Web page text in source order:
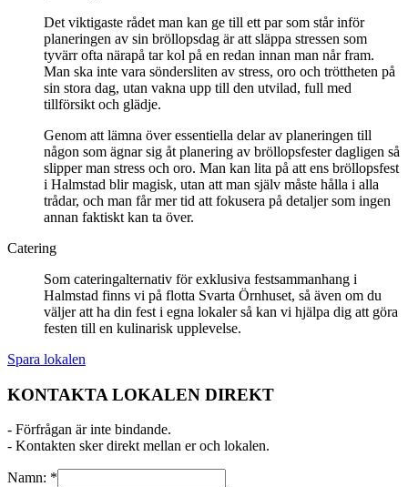
Det viktigaste rådet man kan ge till ett par som står inför
planeringen av sin bröllopsdag är att släppa stressen som
tyvärr ofta närapå tar kol på en redan innan man når fram.
Man ska inte vara söndersliten av stress, oro och tröttheten på
sin stora dag, utan vakna upp till den utvilad, full med
tillförsikt och glädje.
Genom att lämna över essentiella delar av planeringen till
någon som ägnar sig åt planering av bröllopsfester dagligen så
slipper man stress och oro. Man kan lita på att ens bröllopsfest
i Halmstad blir magisk, utan att man själv måste hålla i alla
trådar, och man får mer tid att fokusera på detaljer som ingen
annan faktiskt kan ta över.
Catering
Som cateringalternativ för exklusiva festsammanhang i
Halmstad finns vi på flotta Svarta Örnhuset, så även om du
väljer att ha din fest i egna lokaler så kan vi hjälpa dig att göra
festen till en kulinarisk upplevelse.
Spara lokalen
KONTAKTA LOKALEN DIREKT
- Förfrågan är inte bindande.
- Kontakten sker direkt mellan er och lokalen.
Namn: *